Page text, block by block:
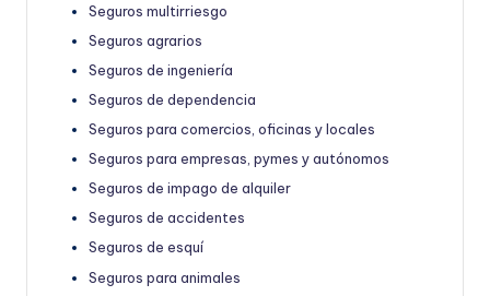
Seguros multirriesgo
Seguros agrarios
Seguros de ingeniería
Seguros de dependencia
Seguros para comercios, oficinas y locales
Seguros para empresas, pymes y autónomos
Seguros de impago de alquiler
Seguros de accidentes
Seguros de esquí
Seguros para animales